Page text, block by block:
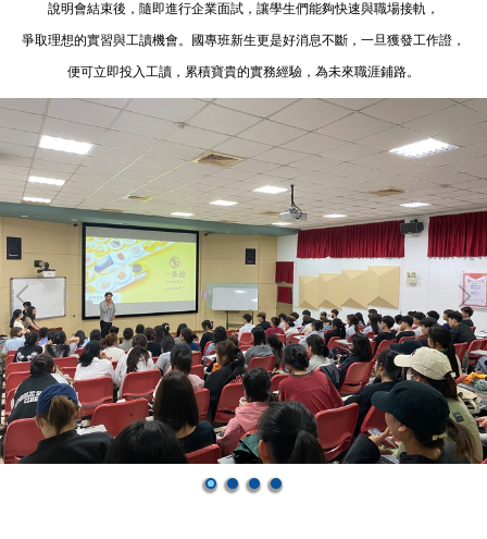
說明會結束後，隨即進行企業面試，讓學生們能夠快速與職場接軌，
爭取理想的實習與工讀機會。國專班新生更是好消息不斷，一旦獲發工作證，
便可立即投入工讀，累積寶貴的實務經驗，為未來職涯鋪路。